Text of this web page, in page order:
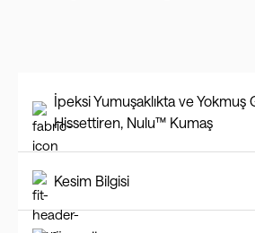
İpeksi Yumuşaklıkta ve Yokmuş
Hissettiren, Nulu™ Kumaş
Kesim Bilgisi